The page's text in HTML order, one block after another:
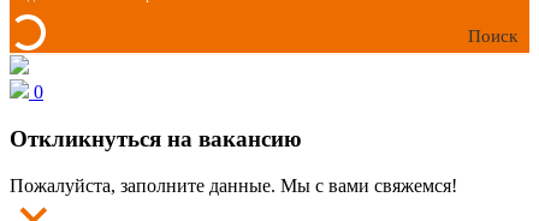
Поиск
0
Откликнуться на вакансию
Пожалуйста, заполните данные. Мы с вами свяжемся!